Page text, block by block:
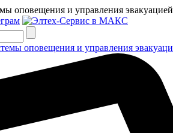
оповещения и управления эвакуацией